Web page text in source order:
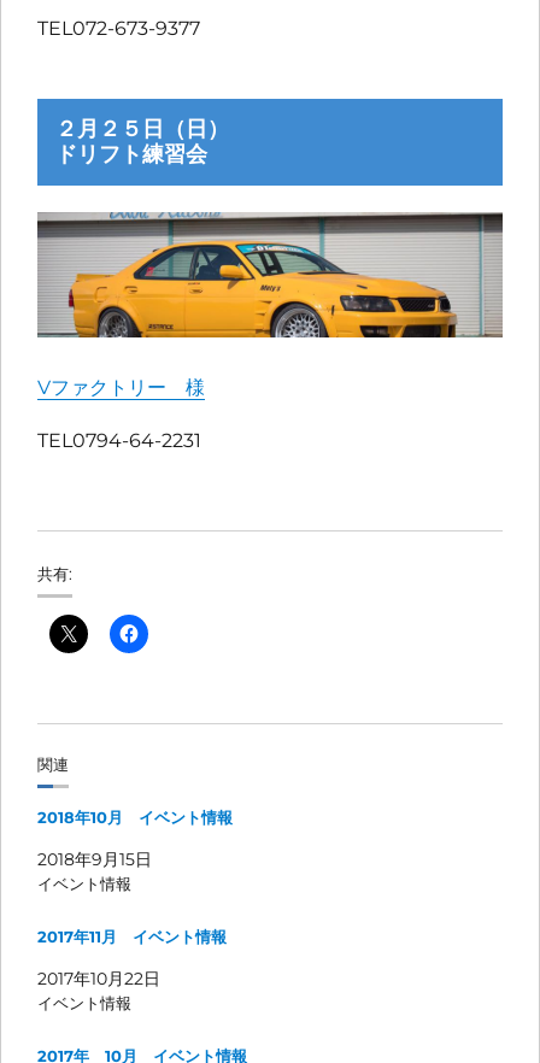
TEL072-673-9377
２月２５日（日）
ドリフト練習会
Vファクトリー 様
TEL0794-64-2231
共有:
関連
2018年10月 イベント情報
2018年9月15日
イベント情報
2017年11月 イベント情報
2017年10月22日
イベント情報
2017年 10月 イベント情報